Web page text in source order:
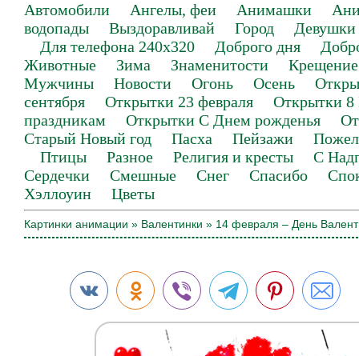
Автомобили Ангелы, феи Анимашки
водопады
Выздоравливай Город
Девушки
Для телефона 240х320
Доброго дня
Животные
Зима Знаменитости
Крещение
Мужчины
Новости Огонь Осень
сентября
Открытки 23 февраля
Открытки 8
праздникам
Открытки С Днем рожденья
Старый Новый год
Пасха Пейзажи
Птицы
Разное Религия и кресты
С
Сердечки
Смешные Снег Спасибо
Хэллоуин
Цветы
Картинки анимации » Валентинки » 14 февраля – День